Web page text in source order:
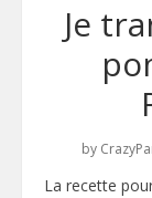
Je
by
La recette